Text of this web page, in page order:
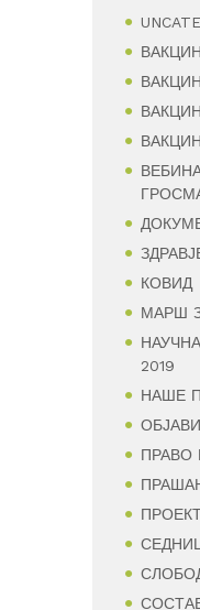
КОВИД
МАРШ
2019
НАШЕ
ОБЈАВИ
ПРАВО